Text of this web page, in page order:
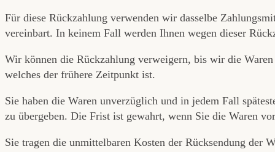
Für diese Rückzahlung verwenden wir dasselbe
vereinbart. In keinem Fall werden Ihnen wegen dieser
Wir können die Rückzahlung verweigern, bis wir die
welches der frühere Zeitpunkt ist.
Sie haben die Waren unverzüglich und in jedem Fall
zu übergeben. Die Frist ist gewahrt, wenn Sie die Waren
Sie tragen die unmittelbaren Kosten der Rücksendung der